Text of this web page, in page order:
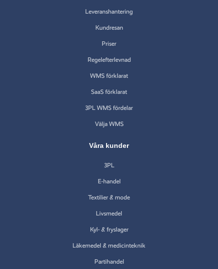
Leveranshantering
Kundresan
Priser
Regelefterlevnad
WMS förklarat
SaaS förklarat
3PL WMS fördelar
Välja WMS
Våra kunder
3PL
E-handel
Textilier & mode
Livsmedel
Kyl- & fryslager
Läkemedel & medicinteknik
Partihandel